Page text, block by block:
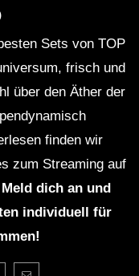
Künstler mit
Sets von TOP
frisch und
über den Äther der
finden wir
zum Streaming auf
Meld dich an und
individuell für